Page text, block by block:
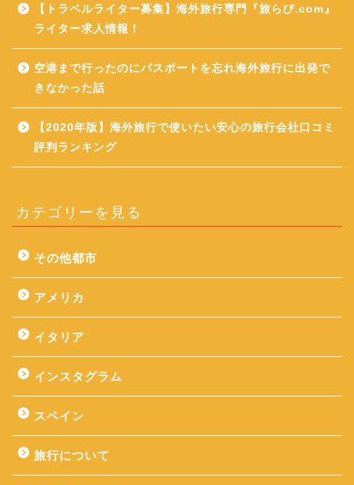
【トラベルライター募集】海外旅行専門『旅らび.com』
ライター求人情報！
空港まで行ったのにパスポートを忘れ海外旅行に出発で
きなかった話
【2020年版】海外旅行で使いたい安心の旅行会社口コミ
評判ランキング
カテゴリーを見る
その他都市
アメリカ
イタリア
インスタグラム
スペイン
旅行について